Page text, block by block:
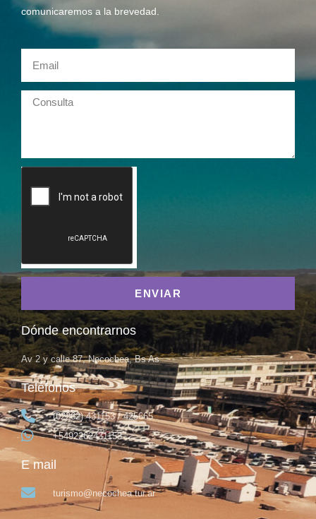
comunicaremos a la brevedad.
ENVIAR
Dónde encontrarnos
Av 2 y calle 87, Necochea, Bs As
Teléfonos
(02262) 431153 / 425665
+5492262431153
E mail
turismo@necochea.tur.ar